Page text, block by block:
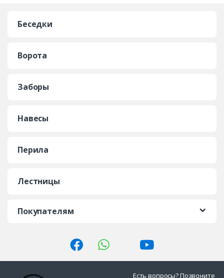
Беседки
Ворота
Заборы
Навесы
Перила
Лестницы
Покупателям
Есть вопросы? Позвоните